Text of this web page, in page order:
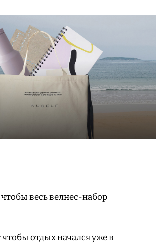
чтобы весь велнес-набор
чтобы отдых начался уже в